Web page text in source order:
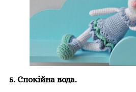
5. Спокійна вода.